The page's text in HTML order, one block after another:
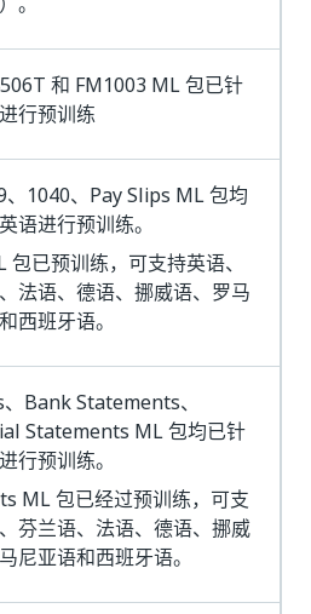
和 FM1003 ML 包已针
行预训练
1040、Pay Slips ML 包均
语进行预训练。
包已预训练，可支持英语、
法语、德语、挪威语、罗马
西班牙语。
Bank Statements、
Statements ML 包均已针
行预训练。
ML 包已经过预训练，可支
芬兰语、法语、德语、挪威
尼亚语和西班牙语。